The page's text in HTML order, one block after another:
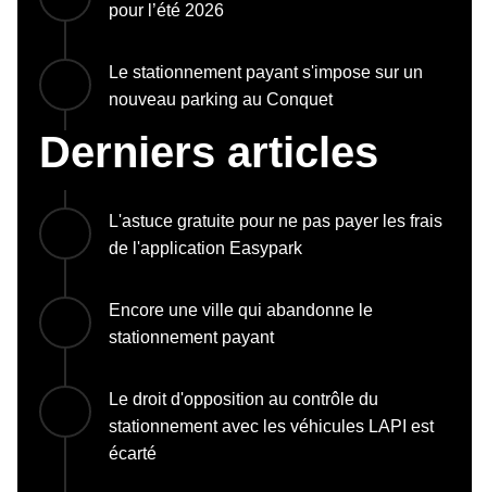
pour l’été 2026
Le stationnement payant s'impose sur un
nouveau parking au Conquet
Derniers articles
L'astuce gratuite pour ne pas payer les frais
de l'application Easypark
Encore une ville qui abandonne le
stationnement payant
Le droit d'opposition au contrôle du
stationnement avec les véhicules LAPI est
écarté